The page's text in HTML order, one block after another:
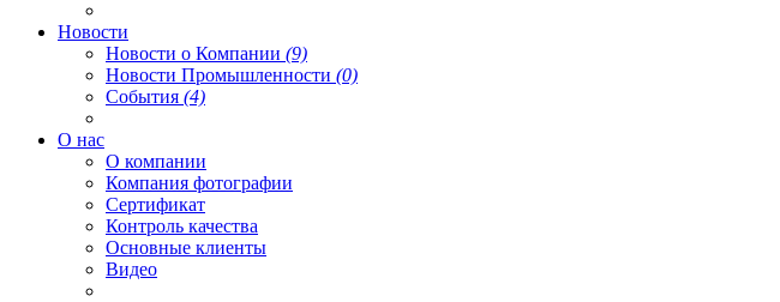
Новости
Новости о Компании (9)
Новости Промышленности (0)
События (4)
О нас
О компании
Компания фотографии
Сертификат
Контроль качества
Основные клиенты
Видео